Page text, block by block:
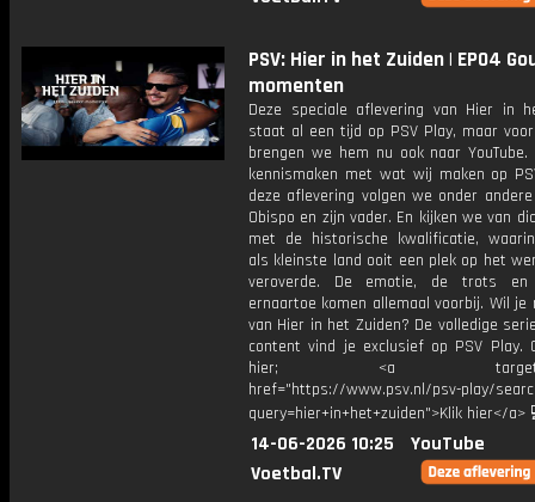
PSV: Hier in het Zuiden | EP04
momenten
Deze speciale aflevering van Hier in
staat al een tijd op PSV Play, maar
brengen we hem nu ook naar
kennismaken met wat wij maken op
deze aflevering volgen we onder
Obispo en zijn vader. En kijken we van
met de historische kwalificatie,
als kleinste land ooit een plek op het
veroverde. De emotie, de trots
ernaartoe komen allemaal voorbij. Wil je
van Hier in het Zuiden? De volledige
content vind je exclusief op PSV Play.
hier; <a
href="https://www.psv.nl/psv-play/
query=hier+in+het+zuiden">Klik hier</a>
14-06-2026 10:25
YouTube
Voetbal.TV